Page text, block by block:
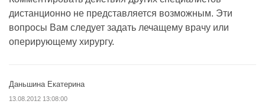
дистанционно не представляется возможным. Эти
вопросы Вам следует задать лечащему врачу или
оперирующему хирургу.
Даньшина Екатерина
13.08.2012 13:08:00